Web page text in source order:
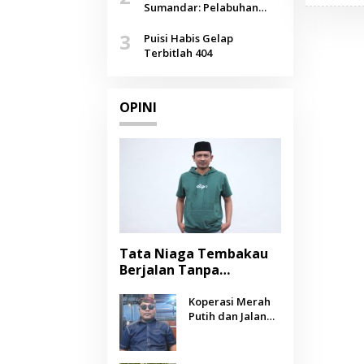
Agustus
Sumandar: Pelabuhan
Selendang Benang Merah
Lombang
3
Puisi Habis Gelap
Terbitlah 404
OPINI
Tata Niaga Tembakau
Berjalan Tanpa
Negara Berpihak
kepada Petani?
Koperasi Merah
Putih dan Jalan